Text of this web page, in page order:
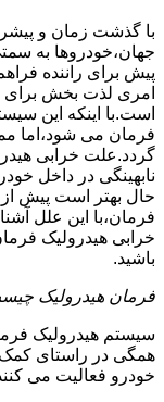
با گذشت زمان و
جهان،خودروها به
پیش برای راننده
امری لذت بخش برای
است.با اینکه این
فرمان می شود،اما
گردد.علت خرابی
نابهینگی در داخل
حال بهتر است پیش از
خرابی هیدرولیک
باشید.
فرمان هیدرولیک
سیستم هیدرولیک
همگی در راستای
خودرو فعالیت می